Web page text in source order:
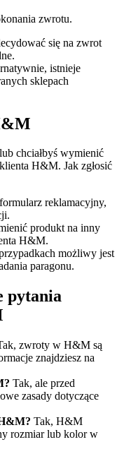
zwrotu.
się na zwrot
istnieje
sklepach
chciałbyś wymienić
H&M. Jak zgłosić
reklamacyjny,
produkt na inny
H&M.
możliwy jest
paragonu.
pytania
zwroty w H&M są
znajdziesz na
Tak, ale przed
zasady dotyczące
Tak, H&M
rozmiar lub kolor w